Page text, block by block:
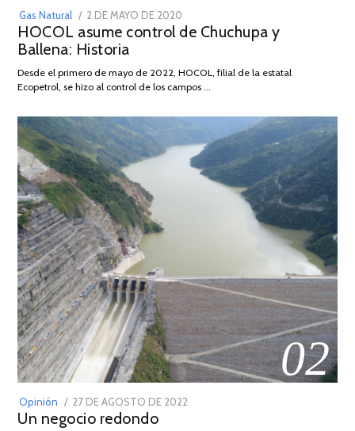
Gas Natural
POSTED
ON
2 DE MAYO DE 2020
DE
2026
HOCOL asume control de Chuchupa y
Ballena: Historia
Desde el primero de mayo de 2022, HOCOL, filial de la estatal
Ecopetrol, se hizo al control de los campos …
02
Opinión
POSTED
ON
27 DE AGOSTO DE 2022
Un negocio redondo